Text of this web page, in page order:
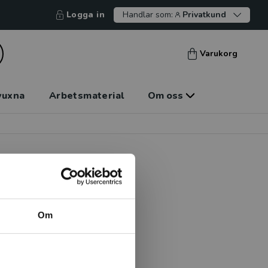
Om
Logga in Handlar som: Privatkund
Varukorg
Arbetsmaterial Om oss